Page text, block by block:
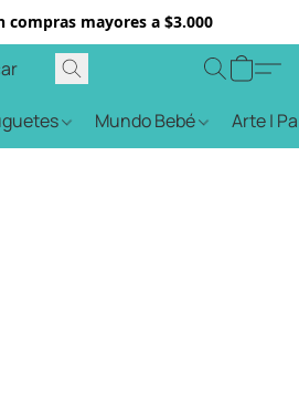
compras mayores a $3.000
Mundo Bebé Arte |